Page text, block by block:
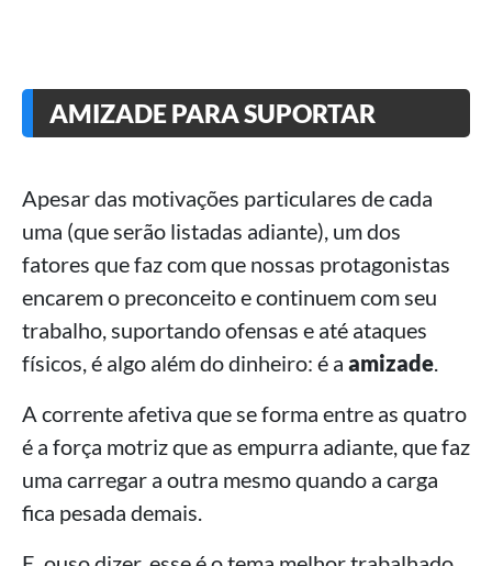
AMIZADE PARA SUPORTAR
Apesar das motivações particulares de cada
uma (que serão listadas adiante), um dos
fatores que faz com que nossas protagonistas
encarem o preconceito e continuem com seu
trabalho, suportando ofensas e até ataques
físicos, é algo além do dinheiro: é a amizade.
A corrente afetiva que se forma entre as quatro
é a força motriz que as empurra adiante, que faz
uma carregar a outra mesmo quando a carga
fica pesada demais.